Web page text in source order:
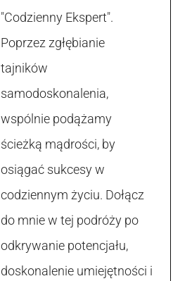
"Codzienny Ekspert".
Poprzez zgłębianie
tajników
samodoskonalenia,
wspólnie podążamy
ścieżką mądrości, by
osiągać sukcesy w
codziennym życiu. Dołącz
do mnie w tej podróży po
odkrywanie potencjału,
doskonalenie umiejętności i